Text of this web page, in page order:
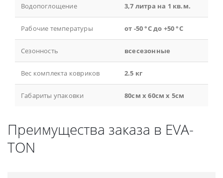
Водопоглощение 3,7 литра на 1 кв.м.
Рабочие температуры от -50 °С до +50 °С
Сезонность всесезонные
Вес комплекта ковриков 2.5 кг
Габариты упаковки 80см x 60см x 5см
Преимущества заказа в EVA-
TON